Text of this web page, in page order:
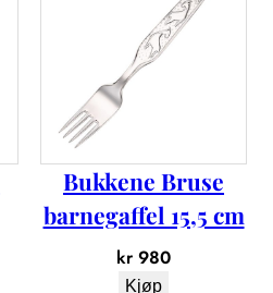
Bukkene Bruse
barnegaffel 15,5 cm
kr 980
Kjøp